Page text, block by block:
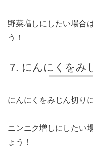
野菜増しにしたい場合
う！
にんにくをみ
にんにくをみじん切り
ニンニク増しにしたい
ょう！